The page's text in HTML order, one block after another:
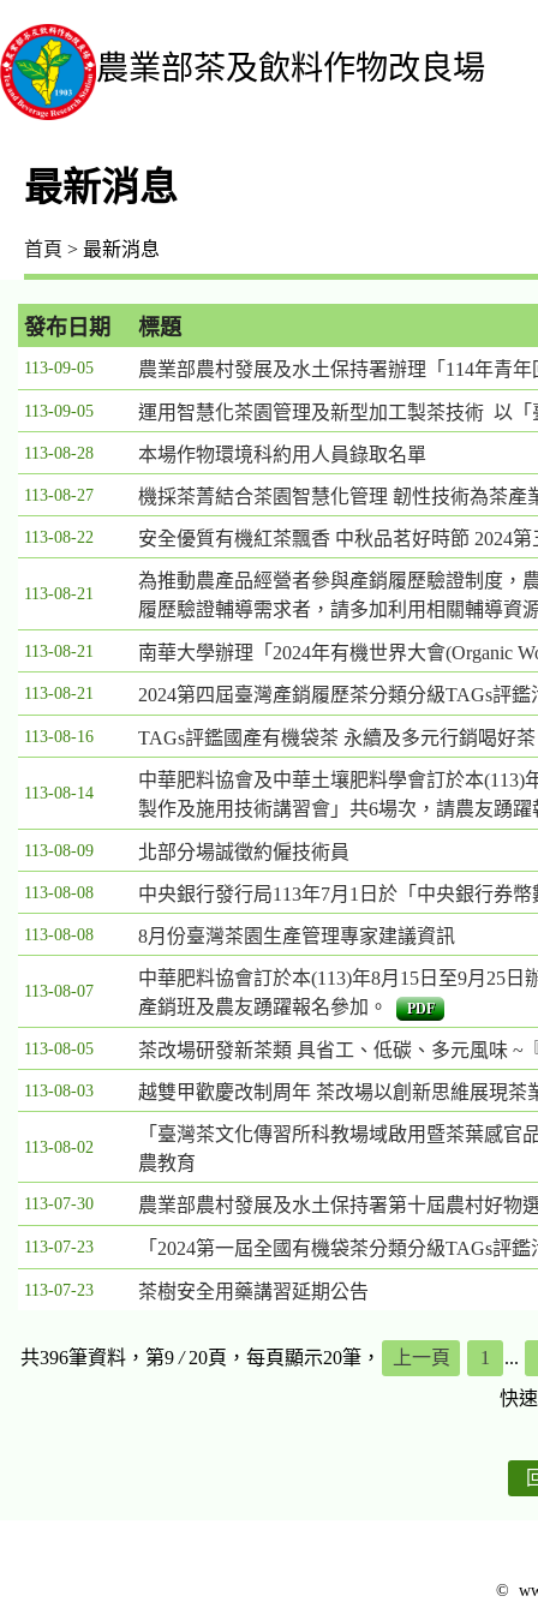
農業部茶及飲料作物改良場
最新消息
首頁 > 最新消息
最
新
消
息
列
表，
欄
位
依
為：
發
日
標
發布日期 標題
113-09-05 農業部農村發展及水土保持署辦理「114年青
113-09-05 運用智慧化茶園管理及新型加工製茶技術 以
113-08-28 本場作物環境科約用人員錄取名單
113-08-27 機採茶菁結合茶園智慧化管理 韌性技術為茶產
113-08-22 安全優質有機紅茶飄香 中秋品茗好時節 2024
113-08-21
為推動農產品經營者參與產銷履歷驗證制度，
履歷驗證輔導需求者，請多加利用相關輔導資
113-08-21 南華大學辦理「2024年有機世界大會(Organic
113-08-21 2024第四屆臺灣產銷履歷茶分類分級TAGs評
113-08-16 TAGs評鑑國產有機袋茶 永續及多元行銷喝好茶
113-08-14
中華肥料協會及中華土壤肥料學會訂於本(113)
製作及施用技術講習會」共6場次，請農友踴
113-08-09 北部分場誠徵約僱技術員
113-08-08 中央銀行發行局113年7月1日於「中央銀行券
113-08-08 8月份臺灣茶園生產管理專家建議資訊
113-08-07
中華肥料協會訂於本(113)年8月15日至9月25
產銷班及農友踴躍報名參加。
PDF
113-08-05 茶改場研發新茶類 具省工、低碳、多元風味 ~
113-08-03 越雙甲歡慶改制周年 茶改場以創新思維展現茶
113-08-02
「臺灣茶文化傳習所科教場域啟用暨茶葉感
農教育
113-07-30 農業部農村發展及水土保持署第十屆農村好物
113-07-23 「2024第一屆全國有機袋茶分類分級TAGs評
113-07-23 茶樹安全用藥講習延期公告
共396筆資料，第9 /20頁，每頁顯示20筆， 上一頁 1
...
快
©